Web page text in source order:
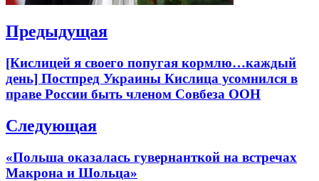
Навигация
записям
Предыдущая
Previous
post:
[Кислицей я своего попугая кормлю…каждый
день] Постпред Украины Кислица усомнился в
праве России быть членом Совбеза ООН
Следующая
Next
post:
«Польша оказалась гувернанткой на встречах
Макрона и Шольца»